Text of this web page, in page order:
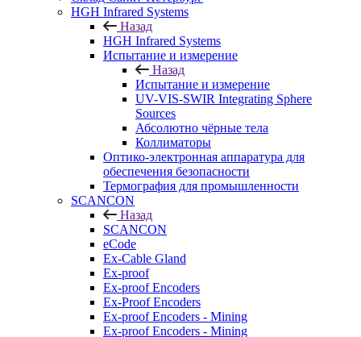
HGH Infrared Systems
Назад
HGH Infrared Systems
Испытание и измерение
Назад
Испытание и измерение
UV-VIS-SWIR Integrating Sphere
Sources
Абсолютно чёрные тела
Коллиматоры
Оптико-электронная аппаратура для
обеспечения безопасности
Термография для промышленности
SCANCON
Назад
SCANCON
eCode
Ex-Cable Gland
Ex-proof
Ex-proof Encoders
Ex-Proof Encoders
Ex-proof Encoders - Mining
Ex-proof Encoders - Mining